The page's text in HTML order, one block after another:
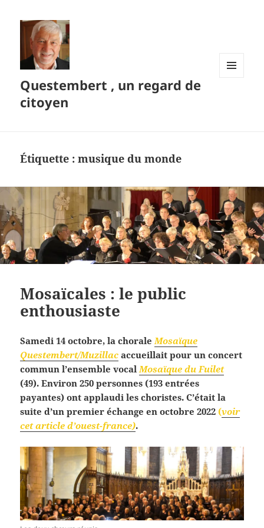
Questembert , un regard de
citoyen
Étiquette :musique du monde
Mosaïcales : le public
enthousiaste
Samedi 14 octobre, la choraleMosaïque
Questembert/Muzillac accueillait pour un concert
commun l’ensemble vocalMosaïque du Fuilet
(49). Environ 250 personnes (193 entrées
payantes) ont applaudi les choristes. C’était la
suite d’un premier échange en octobre 2022 (voir
cet article d’ouest-france).